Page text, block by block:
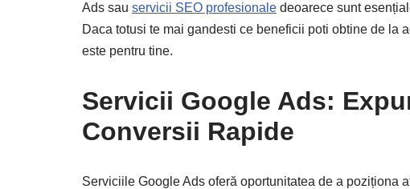
Ads sau servicii SEO profesionale deoarece sunt
Daca totusi te mai gandesti ce beneficii poti obtine de la
este pentru tine.
Servicii Google Ads:
Conversii Rapide
Serviciile Google Ads oferă oportunitatea de a poziționa